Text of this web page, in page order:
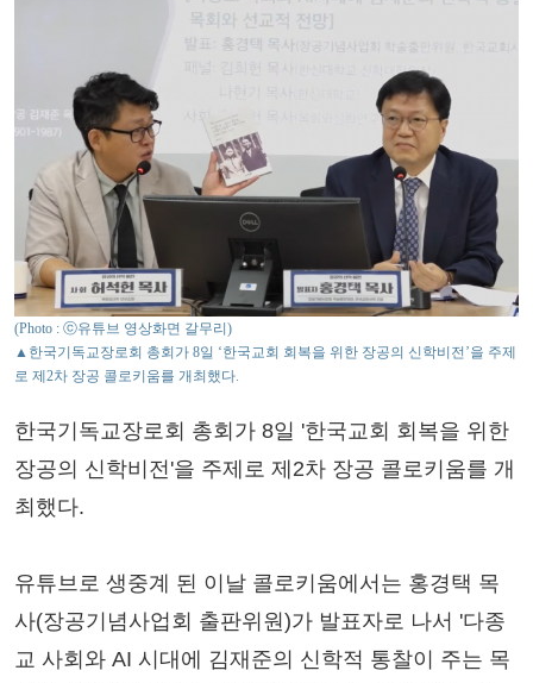
(Photo : ⓒ유튜브 영상화면 갈무리)
▲한국기독교장로회 총회가 8일 ‘한국교회 회복을 위한 장공의 신학비전’을 주제
로 제2차 장공 콜로키움를 개최했다.
한국기독교장로회 총회가 8일 '한국교회 회복을 위한
장공의 신학비전'을 주제로 제2차 장공 콜로키움를 개
최했다.
유튜브로 생중계 된 이날 콜로키움에서는 홍경택 목
사(장공기념사업회 출판위원)가 발표자로 나서 '다종
교 사회와 AI 시대에 김재준의 신학적 통찰이 주는 목